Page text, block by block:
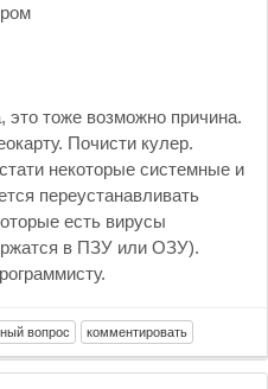
тоже возможно причина.
Почисти кулер.
некоторые системные и
переустанавливать
есть вирусы
в ПЗУ или ОЗУ).